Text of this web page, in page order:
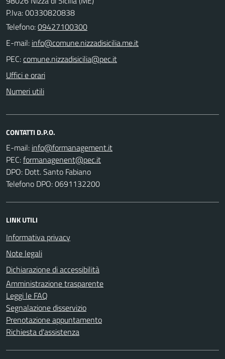
P.Iva: 00330820838
Telefono:09427100300
E-mail:
PEC:
Uffici e orari
Numeri utili
CONTATTI D.P.O.
E-mail:
PEC:
DPO: Dott. Santo Fabiano
Telefono DPO: 0691132200
LINK UTILI
Informativa privacy
Note legali
Dichiarazione di accessibilità
Amministrazione trasparente
Leggi le FAQ
Segnalazione disservizio
Prenotazione appuntamento
Richiesta d'assistenza